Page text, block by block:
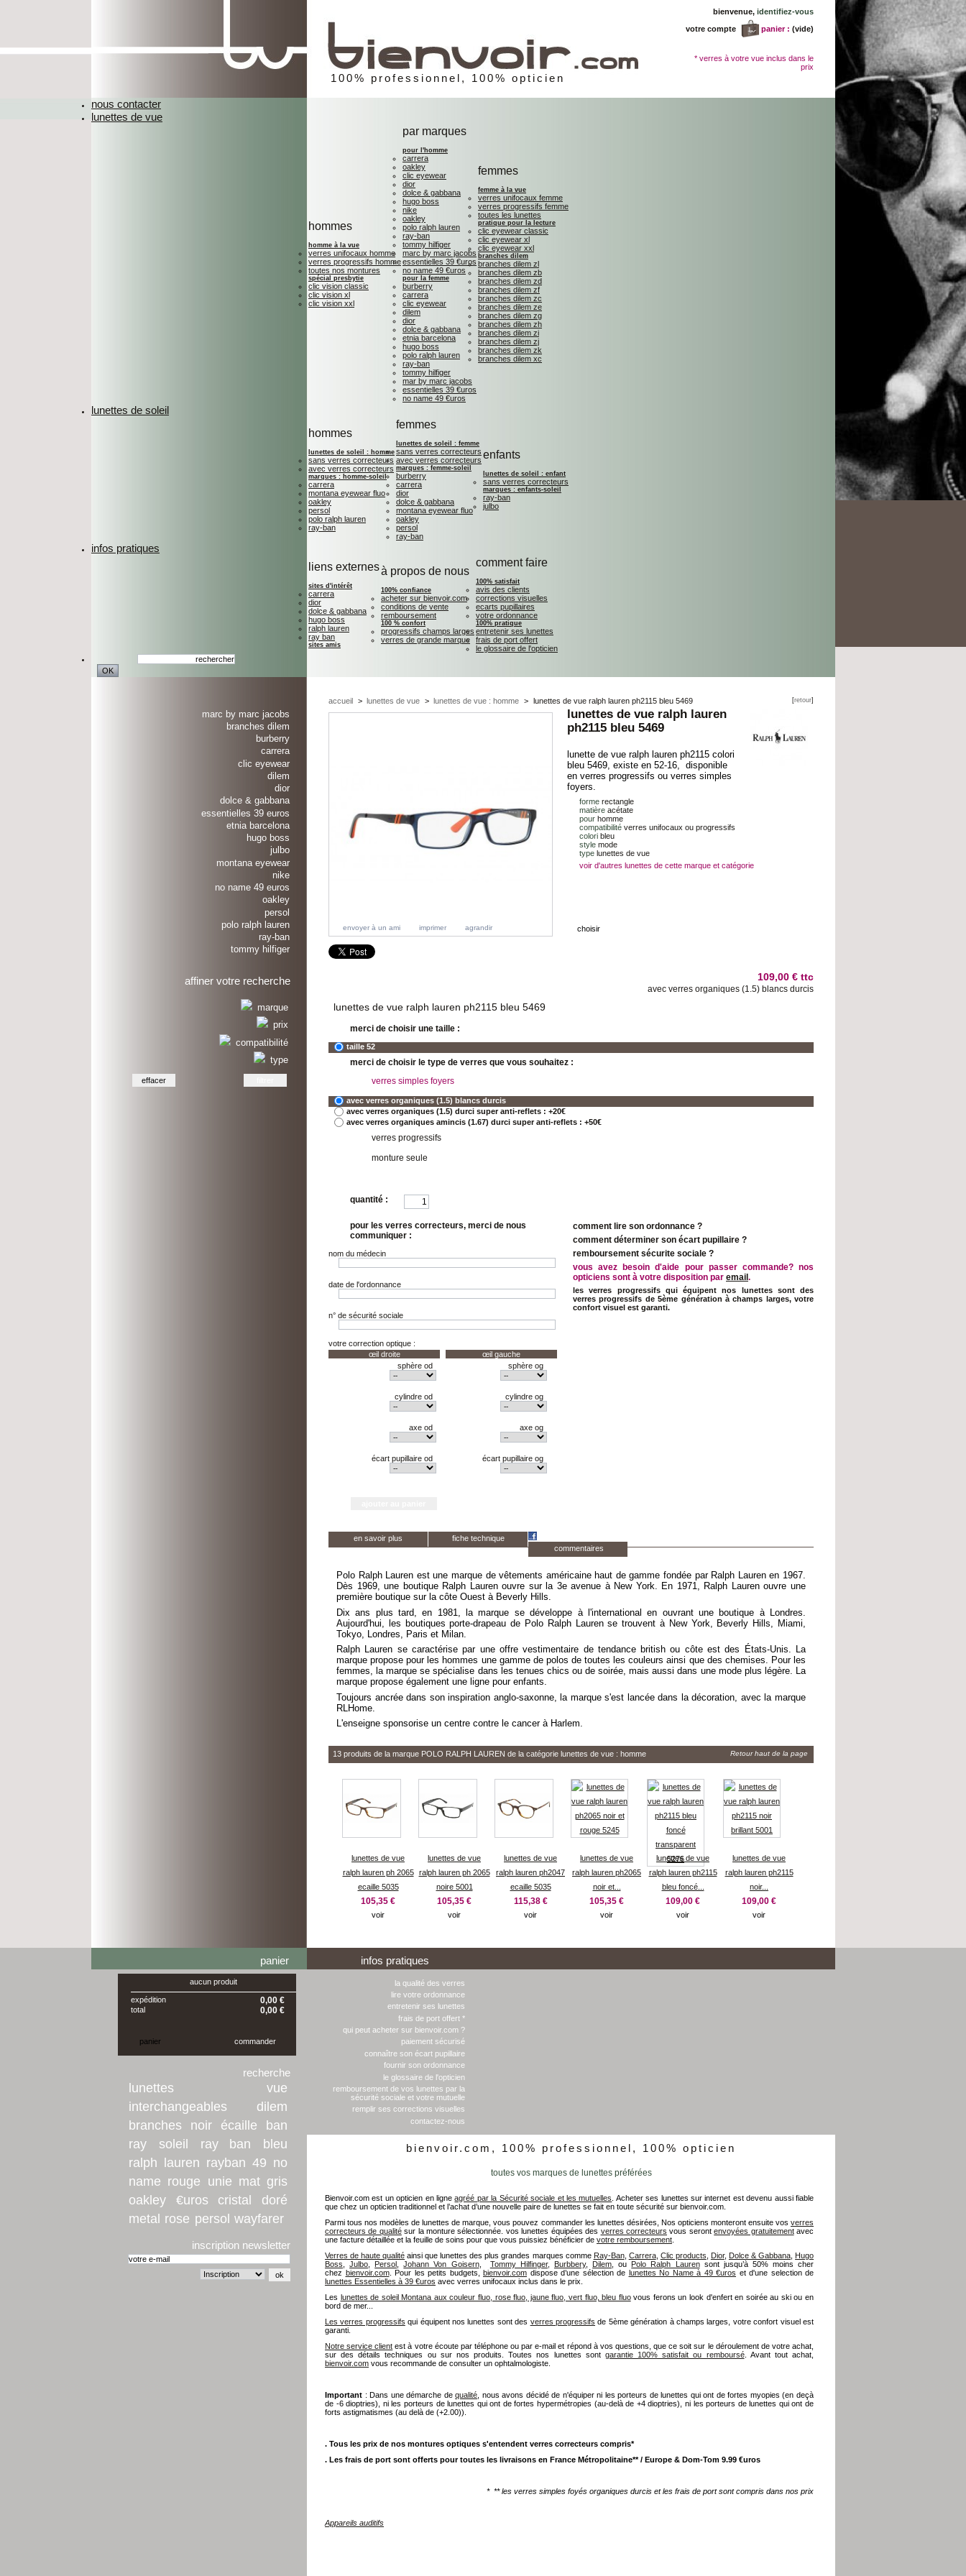
100% professionnel, 100% opticien
* verres à votre vue inclus dans le
prix
bienvenue, identifiez-vous
panier : (vide)
votre compte
nous contacter
lunettes de vue
hommes
homme à la vue
verres unifocaux homme
verres progressifs homme
toutes nos montures
spécial presbytie
clic vision classic
clic vision xl
clic vision xxl
par marques
pour l'homme
carrera
oakley
clic eyewear
dior
dolce & gabbana
hugo boss
nike
oakley
polo ralph lauren
ray-ban
tommy hilfiger
marc by marc jacobs
essentielles 39 €uros
no name 49 €uros
pour la femme
burberry
carrera
clic eyewear
dilem
dior
dolce & gabbana
etnia barcelona
hugo boss
polo ralph lauren
ray-ban
tommy hilfiger
mar by marc jacobs
essentielles 39 €uros
no name 49 €uros
femmes
femme à la vue
verres unifocaux femme
verres progressifs femme
toutes les lunettes
pratique pour la lecture
clic eyewear classic
clic eyewear xl
clic eyewear xxl
branches dilem
branches dilem zl
branches dilem zb
branches dilem zd
branches dilem zf
branches dilem zc
branches dilem ze
branches dilem zg
branches dilem zh
branches dilem zi
branches dilem zj
branches dilem zk
branches dilem xc
lunettes de soleil
hommes
lunettes de soleil : homme
sans verres correcteurs
avec verres correcteurs
marques : homme-soleil
carrera
montana eyewear fluo
oakley
persol
polo ralph lauren
ray-ban
femmes
lunettes de soleil : femme
sans verres correcteurs
avec verres correcteurs
marques : femme-soleil
burberry
carrera
dior
dolce & gabbana
montana eyewear fluo
oakley
persol
ray-ban
enfants
lunettes de soleil : enfant
sans verres correcteurs
marques : enfants-soleil
ray-ban
julbo
infos pratiques
liens externes
sites d'intérêt
carrera
dior
dolce & gabbana
hugo boss
ralph lauren
ray ban
sites amis
à propos de nous
100% confiance
acheter sur bienvoir.com
conditions de vente
remboursement
100 % confort
progressifs champs larges
verres de grande marque
comment faire
100% satisfait
avis des clients
corrections visuelles
ecarts pupillaires
votre ordonnance
100% pratique
entretenir ses lunettes
frais de port offert
le glossaire de l'opticien
marc by marc jacobs
branches dilem
burberry
carrera
clic eyewear
dilem
dior
dolce & gabbana
essentielles 39 euros
etnia barcelona
hugo boss
julbo
montana eyewear
nike
no name 49 euros
oakley
persol
polo ralph lauren
ray-ban
tommy hilfiger
affiner votre recherche
marque
prix
compatibilité
type
accueil > lunettes de vue > lunettes de vue : homme > lunettes de vue ralph lauren ph2115 bleu 5469 [retour]
envoyer à un ami imprimer agrandir choisir
lunettes de vue ralph lauren
ph2115 bleu 5469
lunette de vue ralph lauren ph2115 colori
bleu 5469, existe en 52-16, disponible
en verres progressifs ou verres simples
foyers.
forme rectangle
matière acétate
pour homme
compatibilité verres unifocaux ou progressifs
colori bleu
style mode
type lunettes de vue
voir d'autres lunettes de cette marque et catégorie
109,00 € ttc
avec verres organiques (1.5) blancs durcis
lunettes de vue ralph lauren ph2115 bleu 5469
merci de choisir une taille :
taille 52
merci de choisir le type de verres que vous souhaitez :
verres simples foyers
avec verres organiques (1.5) blancs durcis
avec verres organiques (1.5) durci super anti-reflets : +20€
avec verres organiques amincis (1.67) durci super anti-reflets : +50€
verres progressifs
monture seule
quantité :
pour les verres correcteurs, merci de nous
communiquer :
nom du médecin
date de l'ordonnance
n° de sécurité sociale
votre correction optique :
œil droite
œil gauche
sphère od
sphère og
cylindre od cylindre og
axe od axe og
écart pupillaire od écart pupillaire og
comment lire son ordonnance ?
comment déterminer son écart pupillaire ?
remboursement sécurite sociale ?
vous avez besoin d'aide pour passer commande? nos
opticiens sont à votre disposition par email .
les verres progressifs qui équipent nos lunettes sont des
verres progressifs de 5ème génération à champs larges, votre
confort visuel est garanti.
en savoir plus
fiche technique
commentaires
Polo Ralph Lauren est une marque de vêtements américaine haut de gamme fondée par Ralph Lauren en 1967.
Dès 1969, une boutique Ralph Lauren ouvre sur la 3e avenue à New York. En 1971, Ralph Lauren ouvre une
première boutique sur la côte Ouest à Beverly Hills.
Dix ans plus tard, en 1981, la marque se développe à l'international en ouvrant une boutique à Londres.
Aujourd'hui, les boutiques porte-drapeau de Polo Ralph Lauren se trouvent à New York, Beverly Hills, Miami,
Tokyo, Londres, Paris et Milan.
Ralph Lauren se caractérise par une offre vestimentaire de tendance british ou côte est des États-Unis. La
marque propose pour les hommes une gamme de polos de toutes les couleurs ainsi que des chemises. Pour les
femmes, la marque se spécialise dans les tenues chics ou de soirée, mais aussi dans une mode plus légère. La
marque propose également une ligne pour enfants.
Toujours ancrée dans son inspiration anglo-saxonne, la marque s'est lancée dans la décoration, avec la marque
RLHome.
L'enseigne sponsorise un centre contre le cancer à Harlem.
13 produits de la marque POLO RALPH LAUREN de la catégorie lunettes de vue : homme Retour haut de la page
lunettes de vue
ralph lauren ph 2065
ecaille 5035
105,35 €
voir
lunettes de vue
ralph lauren ph 2065
noire 5001
105,35 €
voir
lunettes de vue
ralph lauren ph2047
ecaille 5035
115,38 €
voir
lunettes de vue
ralph lauren ph2065
noir et...
105,35 €
voir
lunettes de vue
ralph lauren ph2115
bleu foncé...
109,00 €
voir
lunettes de vue
ralph lauren ph2115
noir...
109,00 €
voir
panier
aucun produit
expédition 0,00 €
total 0,00 €
panier commander
recherche
lunettes
vue
interchangeables
dilem
branches
noir écaille
ban
ray
soleil ray ban
bleu
ralph
lauren rayban 49 no
name rouge unie mat gris
oakley
€uros cristal
doré
metal rose persol wayfarer
inscription newsletter
infos pratiques
la qualité des verres
lire votre ordonnance
entretenir ses lunettes
frais de port offert *
qui peut acheter sur bienvoir.com ?
paiement sécurisé
connaître son écart pupillaire
fournir son ordonnance
le glossaire de l'opticien
remboursement de vos lunettes par la
sécurité sociale et votre mutuelle
remplir ses corrections visuelles
contactez-nous
bienvoir.com, 100% professionnel, 100% opticien
toutes vos marques de lunettes préférées
Bienvoir.com est un opticien en ligneagréé par la Sécurité sociale et les mutuelles . Acheter ses lunettes sur internet est devenu aussi fiable
que chez un opticien traditionnel et l’achat d’une nouvelle paire de lunettes se fait en toute sécurité sur bienvoir.com.
Parmi tous nos modèles de lunettes de marque, vous pouvez commander les lunettes désirées, Nos opticiens monteront ensuite vos verres
correcteurs de qualitésur la monture sélectionnée. vos lunettes équipées des verres correcteurs vous serontenvoyées gratuitementavec
une facture détaillée et la feuille de soins pour que vous puissiez bénéficier de votre remboursement
Verres de haute qualité ainsi que lunettes des plus grandes marques comme Ray-Ban, Carrera, Clic products Dior, Dolce & Gabbana Hugo
Boss ,Julbo Persol ,Johann Von Goisern, Tommy Hilfinger, Burbbery, Dilem , ou Polo Ralph Laurensont jusqu’à 50% moins cher
chez bienvoir.com. Pour les petits budgets, bienvoir.com dispose d’une sélection de lunettes No Name à 49 €uros et d'une selection de
lunettes Essentielles à 39 €uros avec verres unifocaux inclus dans le prix.
Les lunettes de soleil Montana aux couleur fluo, rose fluo, jaune fluo, vert fluo, bleu fluovous ferons un look d'enfert en soirée au ski ou en
bord de mer...
Les verres progressifs qui équipent nos lunettes sont des verres progressifs de 5ème génération à champs larges, votre confort visuel est
garanti.
Notre service client est à votre écoute par téléphone ou par e-mail et répond à vos questions, que ce soit sur le déroulement de votre achat,
sur des détails techniques ou sur nos produits. Toutes nos lunettes sont garantie 100% satisfait ou remboursé. Avant tout achat,
bienvoir.com vous recommande de consulter un ophtalmologiste.
Important : Dans une démarche dequalité , nous avons décidé de n'équiper ni les porteurs de lunettes qui ont de fortes myopies (en deçà
de -6 dioptries), ni les porteurs de lunettes qui ont de fortes hypermétropies (au-delà de +4 dioptries), ni les porteurs de lunettes qui ont de
forts astigmatismes (au delà de (+2.00)).
. Tous les prix de nos montures optiques s'entendent verres correcteurs compris*
. Les frais de port sont offert s pour toutes les livraisons en France Métropolitaine**/ Europe & Dom-Tom 9.99 €uros
* ** les verres simples foyés organiques durcis et les frais de port sont compris dans nos prix
Appareils auditifs